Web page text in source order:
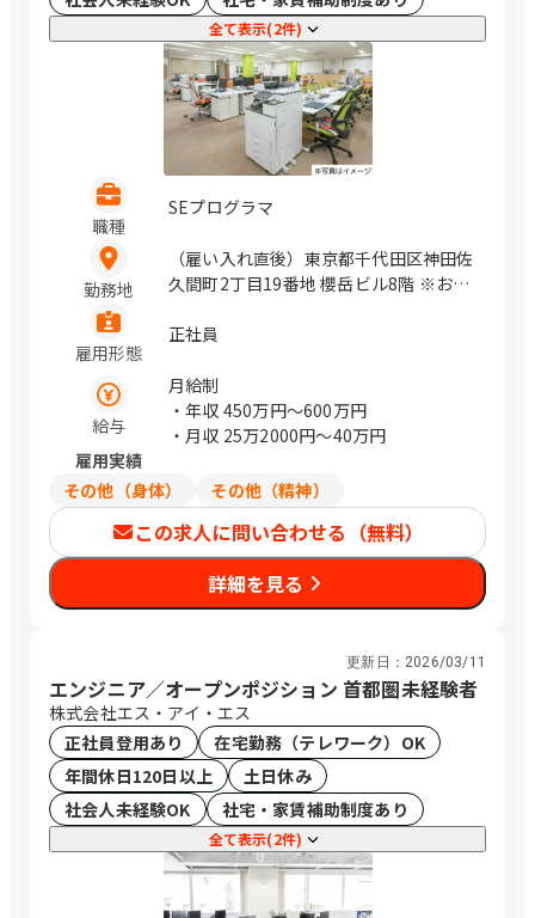
全て表示(2件)
職種
SEプログラマ
勤務地
（雇い入れ直後）東京都千代田区神田佐
久間町2丁目19番地 櫻岳ビル8階 ※お客
住地を考慮して無理のない範囲で常駐先
雇用形態
正社員
給与
月給制
・年収 450万円〜600万円
・月収 25万2000円〜40万円
雇用実績
その他（身体）
その他（精神）
この求人に問い合わせる（無料）
詳細を見る
更新日： 2026/03/11
エンジニア／オープンポジション 首都圏未経験者
株式会社エス・アイ・エス
正社員登用あり
在宅勤務（テレワーク）OK
年間休日120日以上
土日休み
社会人未経験OK
社宅・家賃補助制度あり
全て表示(2件)